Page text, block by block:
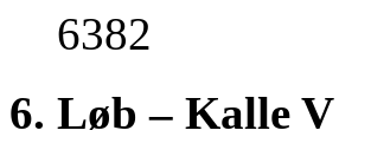
6. Løb – Kalle V